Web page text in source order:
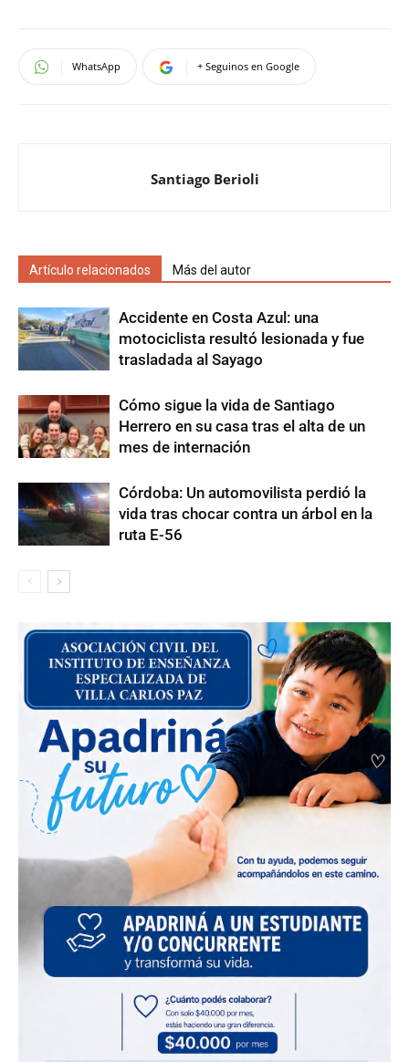
WhatsApp + Seguinos en Google
Santiago Berioli
Artículo relacionados Más del autor
Accidente en Costa Azul: una
motociclista resultó lesionada y fue
trasladada al Sayago
Cómo sigue la vida de Santiago
Herrero en su casa tras el alta de un
mes de internación
Córdoba: Un automovilista perdió la
vida tras chocar contra un árbol en la
ruta E-56